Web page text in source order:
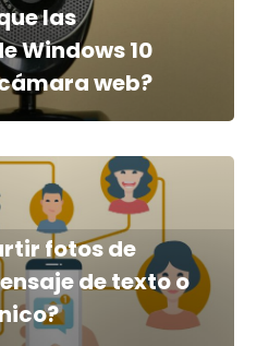
las
Windows 10
web?
fotos de
de texto o